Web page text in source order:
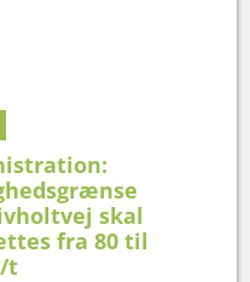
skal
fra 80 til
t